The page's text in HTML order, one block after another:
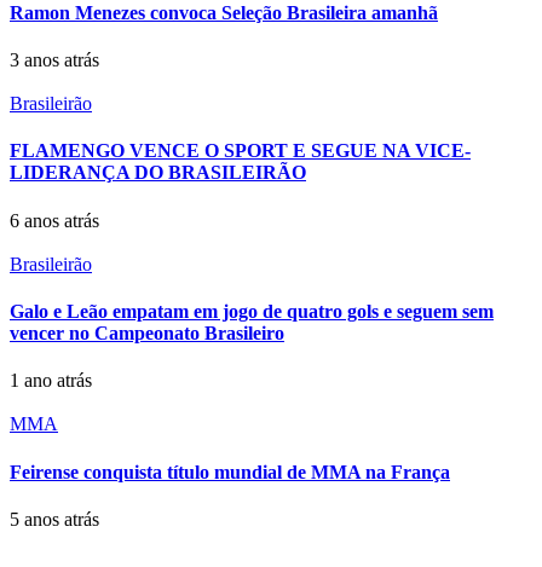
Ramon Menezes convoca Seleção Brasileira amanhã
3 anos atrás
Brasileirão
FLAMENGO VENCE O SPORT E SEGUE NA VICE-
LIDERANÇA DO BRASILEIRÃO
6 anos atrás
Brasileirão
Galo e Leão empatam em jogo de quatro gols e seguem sem
vencer no Campeonato Brasileiro
1 ano atrás
MMA
Feirense conquista título mundial de MMA na França
5 anos atrás